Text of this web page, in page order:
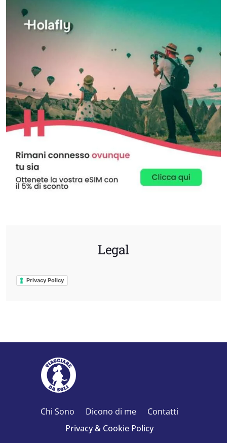
Legal
Privacy Policy
Chi Sono Dicono di me
Contatti
Privacy & Cookie Policy